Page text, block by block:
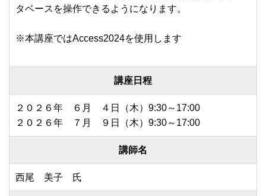
タベースを操作できるようになります。
※本講座ではAccess2024を使用します
講座日程
２０２６年 ６月 ４日（木）9:30～17:00
２０２６年 ７月 ９日（木）9:30～17:00
講師名
西尾 美子 氏